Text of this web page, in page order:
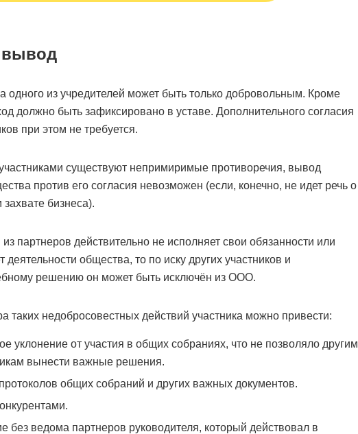
одного из учредителей может быть только добровольным. Кроме
должно быть зафиксировано в уставе. Дополнительного согласия
при этом не требуется.
существуют непримиримые противоречия, вывод
против его согласия невозможен (если, конечно, не идет речь о
бизнеса).
партнеров действительно не исполняет свои обязанности или
общества, то по иску других участников и
решению он может быть исключён из ООО.
таких недобросовестных действий участника можно привести:
уклонение от участия в общих собраниях, что не позволяло другим
вынести важные решения.
общих собраний и других важных документов.
без ведома партнеров руководителя, который действовал в